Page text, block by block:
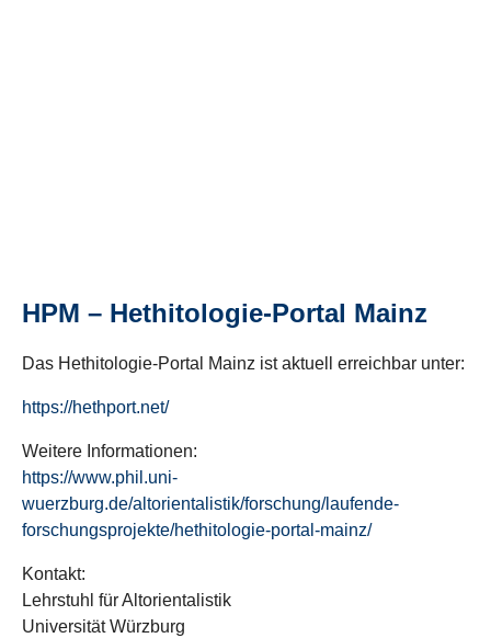
HPM – Hethitologie-Portal Mainz
Das Hethitologie-Portal Mainz ist aktuell erreichbar unter:
https://hethport.net/
Weitere Informationen:
https://www.phil.uni-
wuerzburg.de/altorientalistik/forschung/laufende-
forschungsprojekte/hethitologie-portal-mainz/
Kontakt:
Lehrstuhl für Altorientalistik
Universität Würzburg